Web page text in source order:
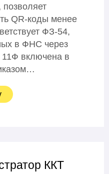
QR-коды менее
ФЗ-54,
в ФНС через
включена в
ККТ